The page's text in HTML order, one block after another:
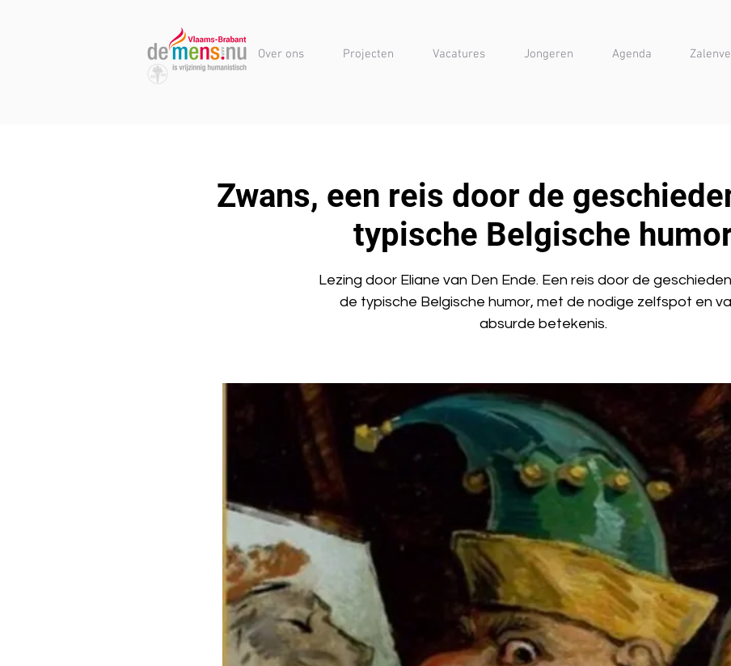
Over ons Projecten Vacatures Jongeren Agenda
Zwans, een reis door de
typische Belgische
Lezing door Eliane van Den Ende. Een reis door de
de typische Belgische humor, met de nodige zelfspot en
absurde betekenis.